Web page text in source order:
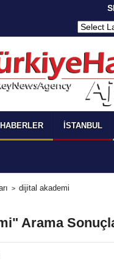
İSTANBUL
dijital akademi
Arama